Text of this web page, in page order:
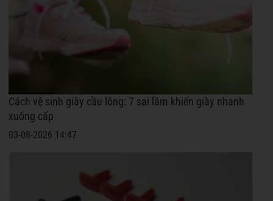
Cách vệ sinh giày cầu lông: 7 sai lầm khiến giày nhanh
xuống cấp
03-08-2026 14:47